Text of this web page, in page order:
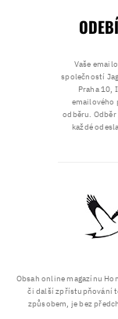
Obsah online magazínu
či další zpřístupňování
způsobem, je bez
Vaše
společností
Praha 10,
emailového
odběru.
každé